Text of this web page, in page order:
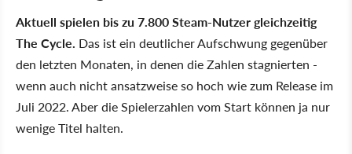
Aktuell spielen bis zu 7.800 Steam-Nutzer gleichzeitig
The Cycle. Das ist ein deutlicher Aufschwung gegenüber
den letzten Monaten, in denen die Zahlen stagnierten -
wenn auch nicht ansatzweise so hoch wie zum Release im
Juli 2022. Aber die Spielerzahlen vom Start können ja nur
wenige Titel halten.